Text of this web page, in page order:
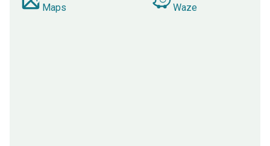
Maps
Waze